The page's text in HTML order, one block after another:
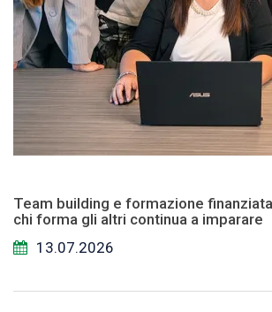
Team building e formazione
chi forma gli altri continua a imparare
13.07.2026